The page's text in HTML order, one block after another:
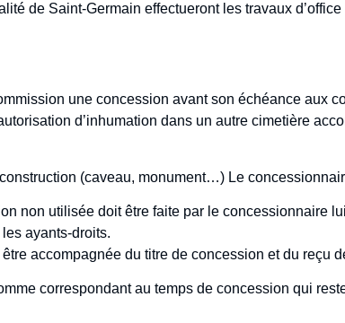
de Saint-Germain effectueront les travaux
une concession avant son échéance aux
d’inhumation dans un autre cimetière
(caveau, monument…) Le
non utilisée doit être faite par le concessionnaire
ayants-droits.
accompagnée du titre de concession et du reçu
correspondant au temps de concession qui